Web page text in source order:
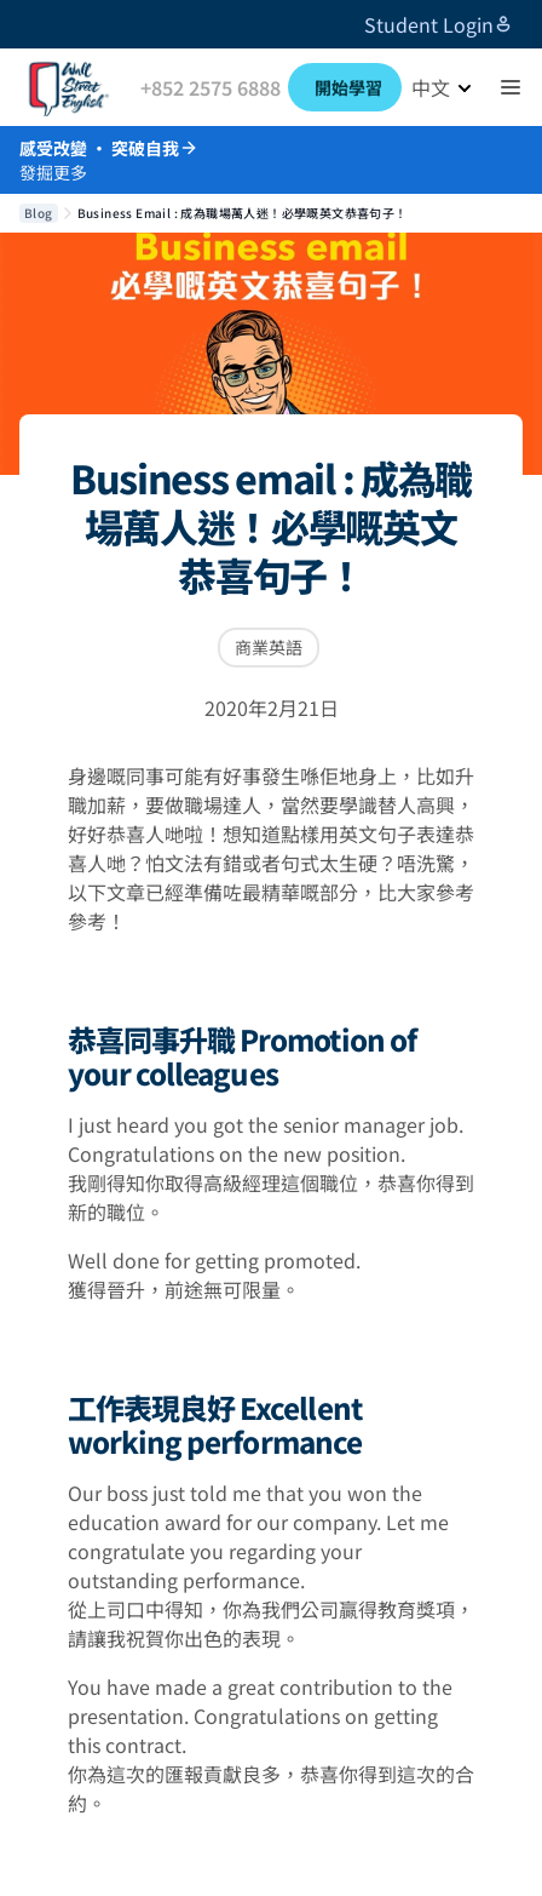
Student Login
+852 2575 6888 開始學習 中文
感受改變 · 突破自我
發掘更多
Blog Business Email : 成為職場萬人迷！必學嘅英文恭喜句子！
Business email : 成為職
場萬人迷！必學嘅英文
恭喜句子！
商業英語
2020年2月21日
身邊嘅同事可能有好事發生喺佢地身上，比如升
職加薪，要做職場達人，當然要學識替人高興，
好好恭喜人哋啦！想知道點樣用英文句子表達恭
喜人哋？怕文法有錯或者句式太生硬？唔洗驚，
以下文章已經準備咗最精華嘅部分，比大家參考
參考！
恭喜同事升職 Promotion of
your colleagues
I just heard you got the senior manager job.
Congratulations on the new position.
我剛得知你取得高級經理這個職位，恭喜你得到
新的職位。
Well done for getting promoted.
獲得晉升，前途無可限量。
工作表現良好 Excellent
working performance
Our boss just told me that you won the
education award for our company. Let me
congratulate you regarding your
outstanding performance.
從上司口中得知，你為我們公司贏得教育獎項，
請讓我祝賀你出色的表現。
You have made a great contribution to the
presentation. Congratulations on getting
this contract.
你為這次的匯報貢獻良多，恭喜你得到這次的合
約。